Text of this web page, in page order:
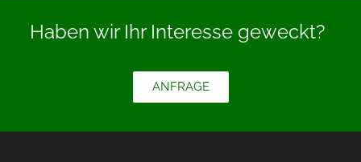
Haben wir Ihr Interesse geweckt?
ANFRAGE